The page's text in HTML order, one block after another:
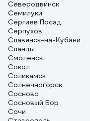
Северодвинск
Семилуки
Сергиев Посад
Серпухов
Славянск-на-Кубани
Сланцы
Смоленск
Сокол
Соликамск
Солнечногорск
Сосново
Сосновый Бор
Сочи